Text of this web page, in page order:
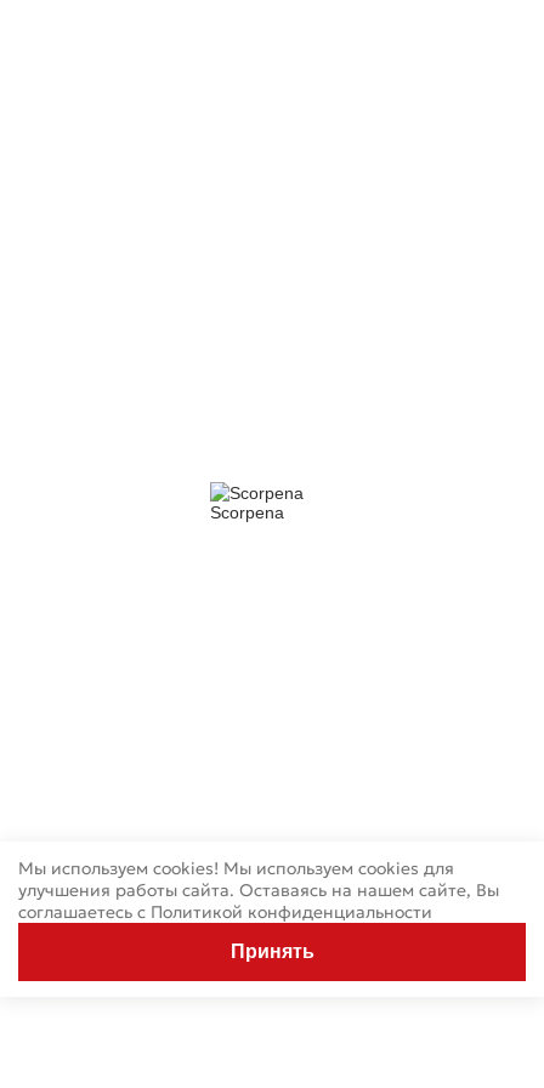
Мы используем cookies! Мы используем cookies для
улучшения работы сайта. Оставаясь на нашем сайте, Вы
соглашаетесь с Политикой конфиденциальности
Принять